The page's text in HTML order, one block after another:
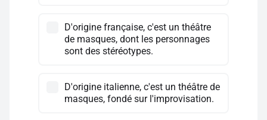
D'origine française, c'est un théâtre
de masques, dont les personnages
sont des stéréotypes.
D'origine italienne, c'est un théâtre de
masques, fondé sur l'improvisation.